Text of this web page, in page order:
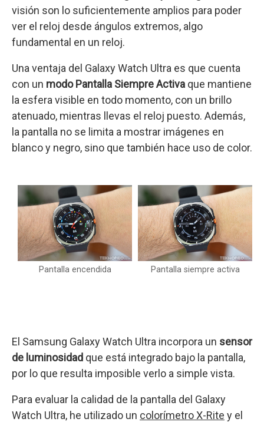
visión son lo suficientemente amplios para poder
ver el reloj desde ángulos extremos, algo
fundamental en un reloj.
Una ventaja del Galaxy Watch Ultra es que cuenta
con un modo Pantalla Siempre Activa que mantiene
la esfera visible en todo momento, con un brillo
atenuado, mientras llevas el reloj puesto. Además,
la pantalla no se limita a mostrar imágenes en
blanco y negro, sino que también hace uso de color.
Pantalla encendida Pantalla siempre activa
El Samsung Galaxy Watch Ultra incorpora un sensor
de luminosidad que está integrado bajo la pantalla,
por lo que resulta imposible verlo a simple vista.
Para evaluar la calidad de la pantalla del Galaxy
Watch Ultra, he utilizado un colorímetro X-Rite y el